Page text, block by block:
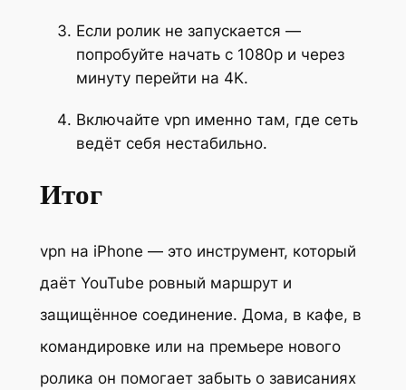
Если ролик не запускается —
попробуйте начать с 1080p и через
минуту перейти на 4K.
Включайте vpn именно там, где сеть
ведёт себя нестабильно.
Итог
vpn на iPhone — это инструмент, который
даёт YouTube ровный маршрут и
защищённое соединение. Дома, в кафе, в
командировке или на премьере нового
ролика он помогает забыть о зависаниях